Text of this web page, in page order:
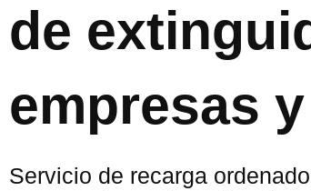
de
empresas
Servicio de recarga